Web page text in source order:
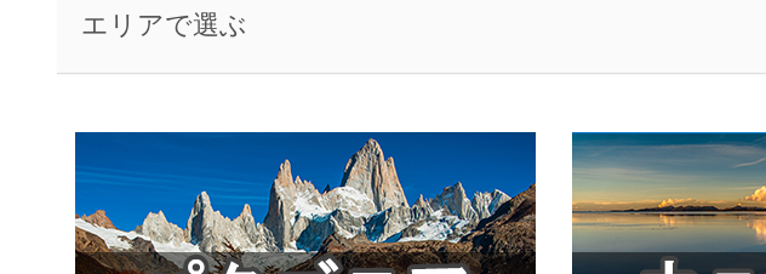
エリアで選ぶ